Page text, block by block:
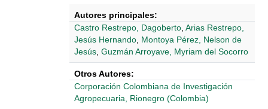
Autores principales:
Castro Restrepo, Dagoberto Arias Restrepo,
Jesús Hernando Montoya Pérez, Nelson de
Jesús Guzmán Arroyave, Myriam del Socorro
Otros Autores:
Corporación Colombiana de Investigación
Agropecuaria, Rionegro (Colombia)